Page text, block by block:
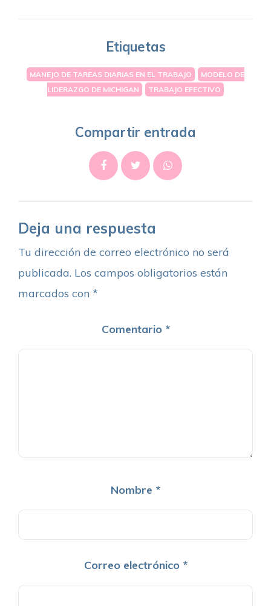
Etiquetas
MANEJO DE TAREAS DIARIAS EN EL TRABAJO
MODELO DE
LIDERAZGO DE MICHIGAN
TRABAJO EFECTIVO
Compartir entrada
Deja una respuesta
Tu dirección de correo electrónico no será
publicada. Los campos obligatorios están
marcados con *
Comentario *
Nombre *
Correo electrónico *